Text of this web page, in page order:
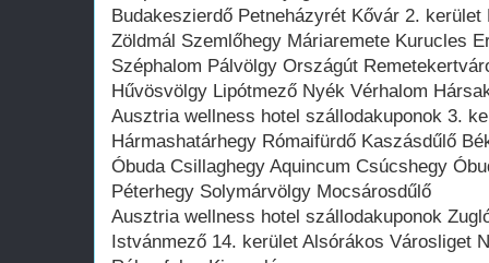
Budakeszierdő Petneházyrét Kővár 2.
Zöldmál Szemlőhegy Máriaremete Kurucles
Széphalom Pálvölgy Országút
Hűvösvölgy Lipótmező Nyék Vérhalom
Ausztria wellness hotel szállodakuponok 3.
Hármashatárhegy Rómaifürdő Kaszásdűlő
Óbuda Csillaghegy Aquincum Csúcshegy
Péterhegy Solymárvölgy Mocsárosdűlő
Ausztria wellness hotel szállodakuponok
Istvánmező 14. kerület Alsórákos Városliget